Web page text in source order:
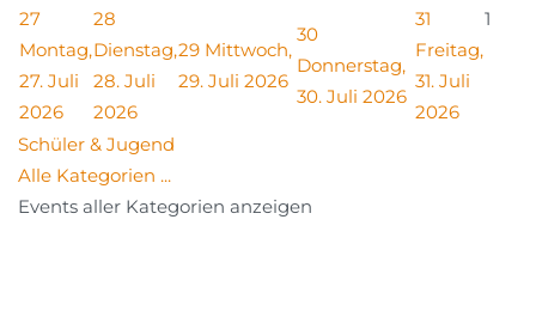
27
Montag,
27. Juli
2026
28
Dienstag,
28. Juli
2026
29 Mittwoch,
29. Juli 2026
30
Donnerstag,
30. Juli 2026
31
Freitag,
31. Juli
2026
1
Schüler & Jugend
Alle Kategorien ...
Events aller Kategorien anzeigen